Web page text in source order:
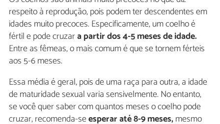
respeito à reprodução, pois podem ter descendentes em
idades muito precoces. Especificamente, um coelho é
fértil e pode cruzara partir dos 4-5 meses de idade.
Entre as fêmeas, o mais comum é que se tornem férteis
aos 5-6 meses.
Essa média é geral, pois de uma raça para outra, a idade
de maturidade sexual varia sensivelmente. No entanto,
se você quer saber com quantos meses o coelho pode
cruzar, recomenda-seesperar até 8-9 meses,mesmo